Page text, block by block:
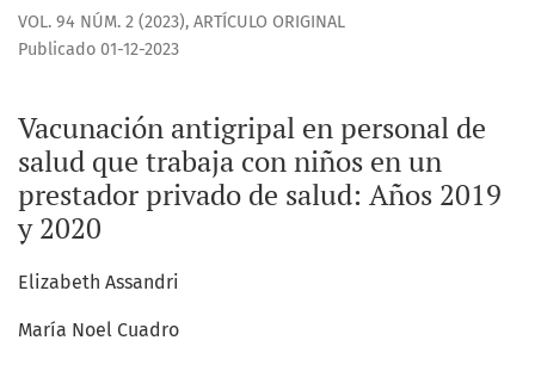
VOL. 94 NÚM. 2 (2023), ARTÍCULO ORIGINAL
Vacunación antigripal en personal de
salud que trabaja con niños en un
prestador privado de salud: Años 2019
y 2020
Publicado 01-12-2023
Elizabeth Assandri
María Noel Cuadro